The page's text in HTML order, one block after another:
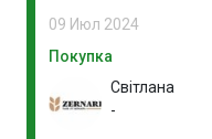
09 Июл 2024
Покупка
Світлана
-